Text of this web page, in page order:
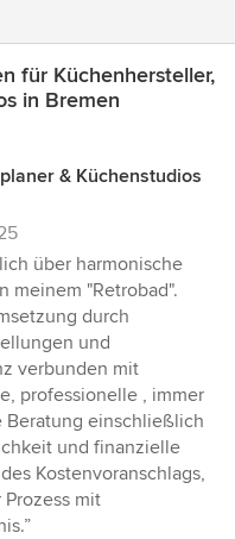
für Küchenhersteller,
in Bremen
& Küchenstudios
über harmonische
meinem "Retrobad".
durch
und
verbunden mit
professionelle , immer
einschließlich
und finanzielle
Kostenvoranschlags,
mit